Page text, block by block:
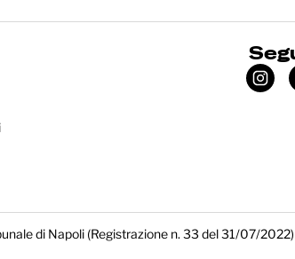
di Napoli (Registrazione n. 33 del 31/07/2022)